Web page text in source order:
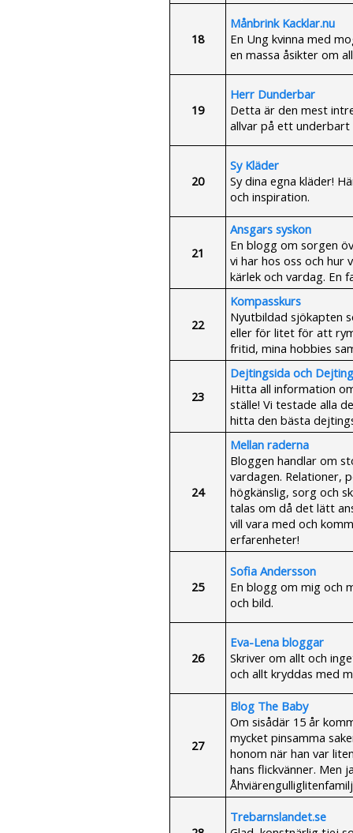
18
Månbrink Kacklar.nu
En Ung kvinna med
en massa åsikter om
19
Herr Dunderbar
Detta är den mest
allvar på ett underbart
20
Sy Kläder
Sy dina egna kläder!
och inspiration.
21
Ansgars syskon
En blogg om sorgen
vi har hos oss och hur
kärlek och vardag. En
22
Kompasskurs
Nyutbildad sjökapten
eller för litet för att
fritid, mina hobbies
23
Dejtingsida och
Hitta all information
ställe! Vi testade alla
hitta den bästa
24
Mellan raderna
Bloggen handlar om
vardagen. Relationer,
högkänslig, sorg och
talas om då det lätt
vill vara med och
erfarenheter!
25
Sofia Andersson
En blogg om mig och
och bild.
26
Eva-Lena bloggar
Skriver om allt och
och allt kryddas med
27
Blog The Baby
Om sisådär 15 år
mycket pinsamma
honom när han var
hans flickvänner. Men
Trebarnslandet.se